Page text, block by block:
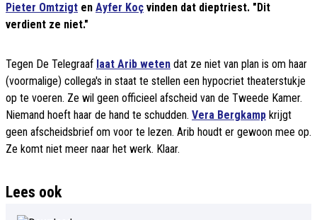
Pieter Omtzigt en Ayfer Koç vinden dat dieptriest. "Dit
verdient ze niet."
Tegen De Telegraaf laat Arib weten dat ze niet van plan is om haar
(voormalige) collega's in staat te stellen een hypocriet theaterstukje
op te voeren. Ze wil geen officieel afscheid van de Tweede Kamer.
Niemand hoeft haar de hand te schudden. Vera Bergkamp krijgt
geen afscheidsbrief om voor te lezen. Arib houdt er gewoon mee op.
Ze komt niet meer naar het werk. Klaar.
Lees ook